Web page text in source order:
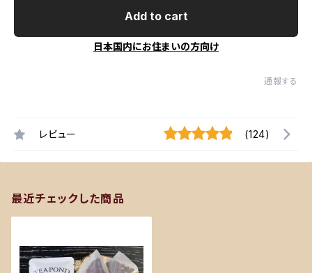
Add to cart
日本国内にお住まいの方向け
通報する
レビュー (124)
最近チェックした商品